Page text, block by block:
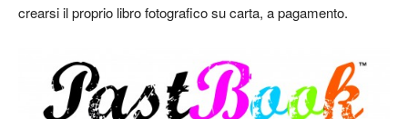
crearsi il proprio libro fotografico su carta, a pagamento.